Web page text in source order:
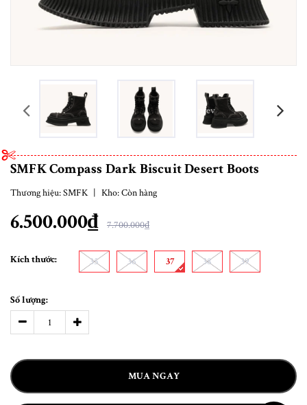
prev
SMFK Compass Dark Biscuit Desert Boots
Thương hiệu:SMFK | Kho:Còn hàng
6.500.000₫ 7.700.000₫
Kích thước: 35 36 37 38 39
Số lượng:
MUA NGAY